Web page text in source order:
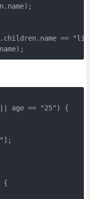
==
age == "25") {
{